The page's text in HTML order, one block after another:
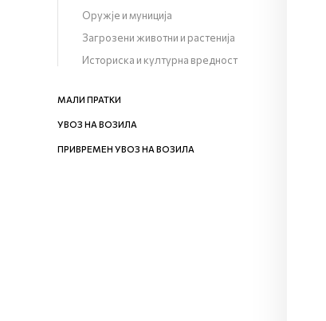
Оружје и муниција
Загрозени животни и растенија
Историска и културна вредност
МАЛИ ПРАТКИ
УВОЗ НА ВОЗИЛА
ПРИВРЕМЕН УВОЗ НА ВОЗИЛА